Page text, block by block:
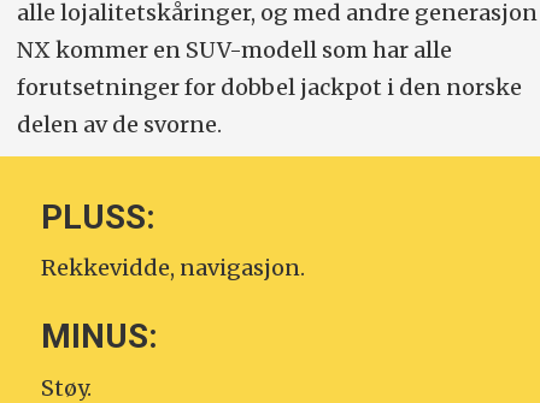
alle lojalitetskåringer, og med andre generasjon
NX kommer en SUV-modell som har alle
forutsetninger for dobbel jackpot i den norske
delen av de svorne.
PLUSS:
Rekkevidde, navigasjon.
MINUS:
Støy.